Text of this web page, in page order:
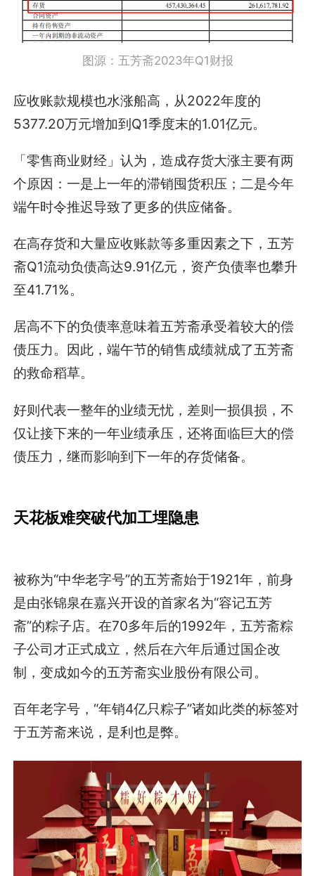
图源：五芳斋2023年Q1财报
应收账款规模也水涨船高，从2022年度的
5377.20万元增加到Q1季度末的1.01亿元。
「零售商业财经」认为，造成存货大涨主要有两
个原因：一是上一年的滞销囤货积压；二是今年
端午时令推迟导致了更多的供应储备。
在高存货和大量应收账款等多重因素之下，五芳
斋Q1流动负债高达9.91亿元，资产负债率也攀升
至41.71%。
居高不下的负债率意味着五芳斋承受着较大的偿
债压力。因此，端午节的销售成绩就成了五芳斋
的救命稻草。
好则代表一整年的业绩无忧，差则一损俱损，不
仅让接下来的一年业绩承压，还将面临巨大的偿
债压力，继而影响到下一年的存货储备。
天花板难突破代加工埋隐患
被称为“中华老字号”的五芳斋始于1921年，前身
是由张锦泉在嘉兴开设的首家名为“容记五芳
斋”的粽子店。在70多年后的1992年，五芳斋粽
子公司才正式成立，然后在六年后通过国企改
制，变成如今的五芳斋实业股份有限公司。
百年老字号，“年销4亿只粽子”诸如此类的标签对
于五芳斋来说，是利也是弊。